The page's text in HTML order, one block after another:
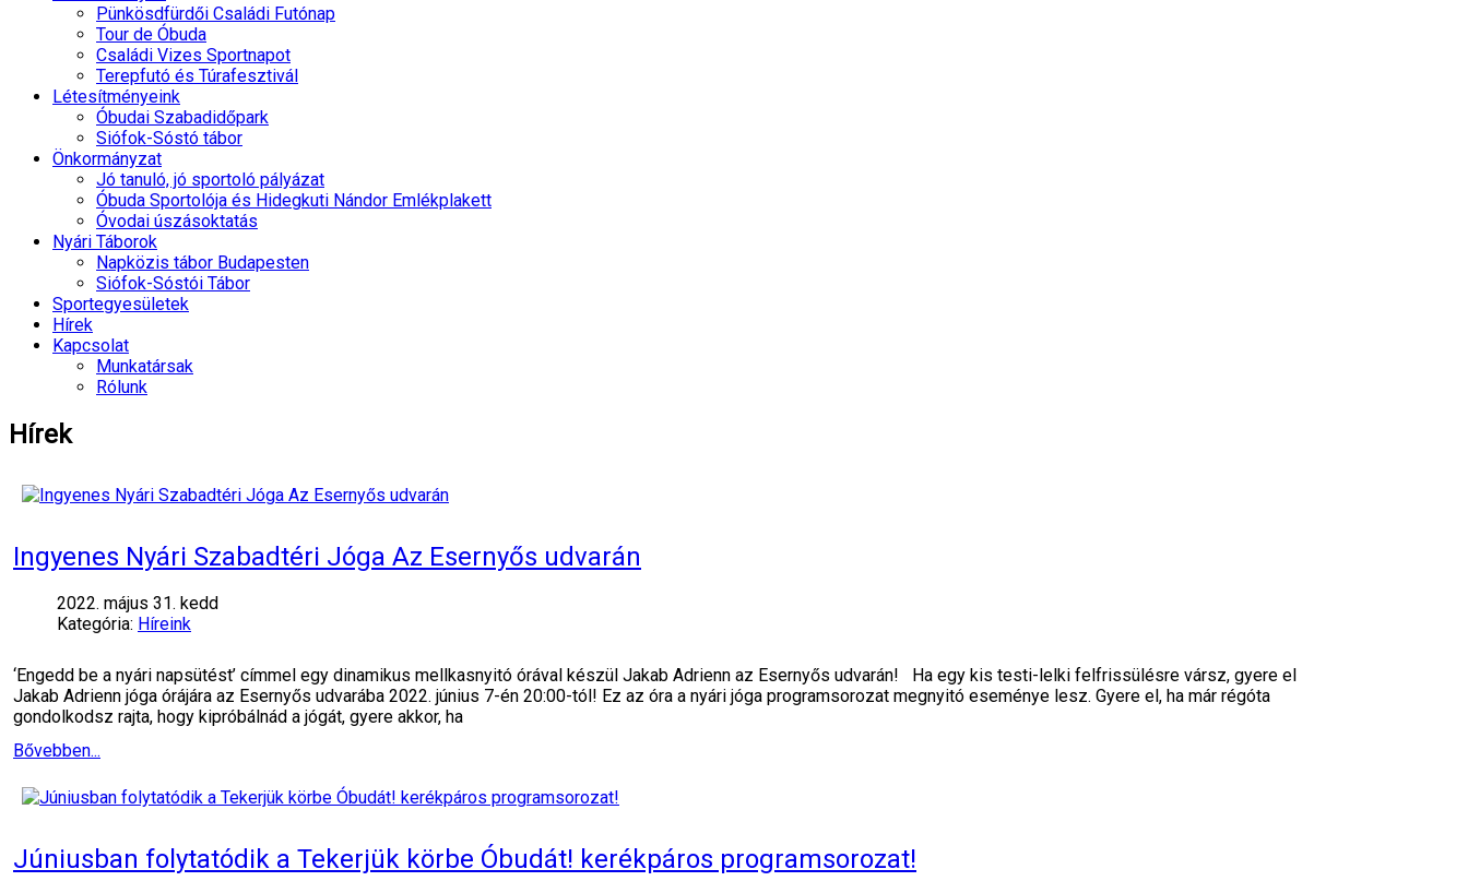
Pünkösdfürdői Családi Futónap
Tour de Óbuda
Családi Vizes Sportnapot
Terepfutó és Túrafesztivál
Létesítményeink
Óbudai Szabadidőpark
Siófok-Sóstó tábor
Önkormányzat
Jó tanuló, jó sportoló pályázat
Óbuda Sportolója és Hidegkuti Nándor Emlékplakett
Óvodai úszásoktatás
Nyári Táborok
Napközis tábor Budapesten
Siófok-Sóstói Tábor
Sportegyesületek
Hírek
Kapcsolat
Munkatársak
Rólunk
Hírek
Ingyenes Nyári Szabadtéri Jóga Az Esernyős udvarán
2022. május 31. kedd
Kategória: Híreink
‘Engedd be a nyári napsütést’ címmel egy dinamikus mellkasnyitó órával készül Jakab Adrienn az Esernyős udvarán! Ha egy kis testi-lelki felfrissülésre vársz, gyere el
Jakab Adrienn jóga órájára az Esernyős udvarába 2022. június 7-én 20:00-tól! Ez az óra a nyári jóga programsorozat megnyitó eseménye lesz. Gyere el, ha már régóta
gondolkodsz rajta, hogy kipróbálnád a jógát, gyere akkor, ha
Bővebben...
Júniusban folytatódik a Tekerjük körbe Óbudát! kerékpáros programsorozat!